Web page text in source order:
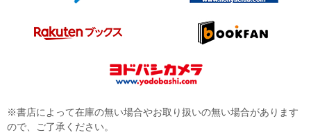
※書店によって在庫の無い場合やお取り扱いの無い場合があります
ので、ご了承ください。